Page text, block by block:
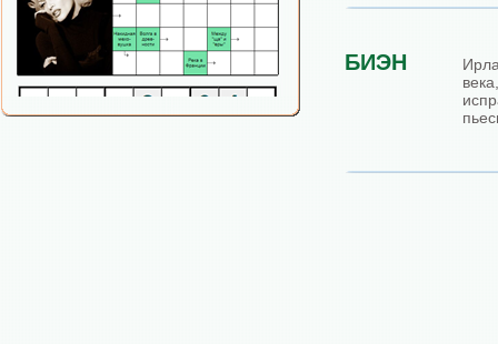
БИЭН